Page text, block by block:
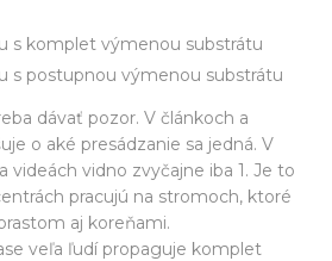
s komplet výmenou substrátu
s postupnou výmenou substrátu
dávať pozor. V článkoch a
o aké presádzanie sa jedná. V
videách vidno zvyčajne iba 1. Je to
pracujú na stromoch, ktoré
aj koreňami.
veľa ľudí propaguje komplet